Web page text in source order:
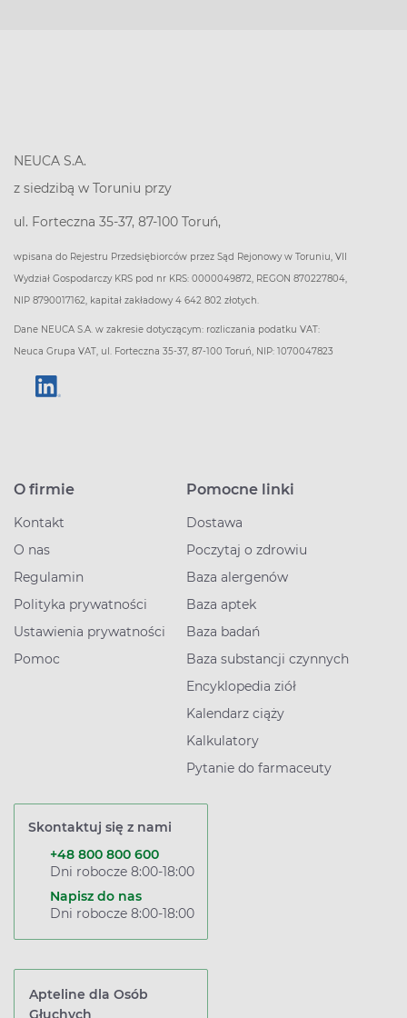
NEUCA S.A.
z siedzibą w Toruniu przy
ul. Forteczna 35-37, 87-100 Toruń,
wpisana do Rejestru Przedsiębiorców przez Sąd Rejonowy w Toruniu, VII
Wydział Gospodarczy KRS pod nr KRS: 0000049872, REGON 870227804,
NIP 8790017162, kapitał zakładowy 4 642 802 złotych.
Dane NEUCA S.A. w zakresie dotyczącym: rozliczania podatku VAT:
Neuca Grupa VAT, ul. Forteczna 35-37, 87-100 Toruń, NIP: 1070047823
O firmie
Kontakt
O nas
Regulamin
Polityka prywatności
Ustawienia prywatności
Pomoc
Pomocne linki
Dostawa
Poczytaj o zdrowiu
Baza alergenów
Baza aptek
Baza badań
Baza substancji czynnych
Encyklopedia ziół
Kalendarz ciąży
Kalkulatory
Pytanie do farmaceuty
Skontaktuj się z nami
+48 800 800 600
Dni robocze 8:00-18:00
Napisz do nas
Dni robocze 8:00-18:00
Apteline dla Osób
Głuchych